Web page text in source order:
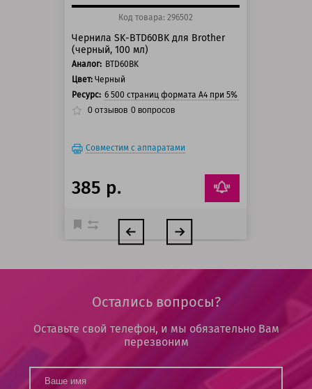
Код товара: 296502
Чернила SK-BTD60BK для Brother
(черный, 100 мл)
Аналог: BTD60BK
Цвет: Черный
Ресурс: 6 500 страниц формата А4 при 5% заполнении
0 отзывов 0 вопросов
Совместим с аппаратами
385 р.
Остались вопросы?
Оставьте свой телефон, и мы обязательно Вам
перезвоним